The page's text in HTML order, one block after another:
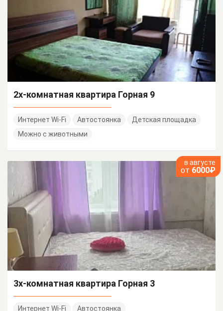
2х-комнатная квартира Горная 9
Интернет Wi-Fi Автостоянка
Детская площадка
Можно с животными
в августе
от 6000₽
3х-комнатная квартира Горная 3
Интернет Wi-Fi Автостоянка